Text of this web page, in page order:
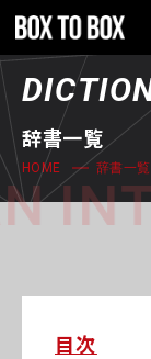
辞書一覧
HOME 辞書一覧
目次